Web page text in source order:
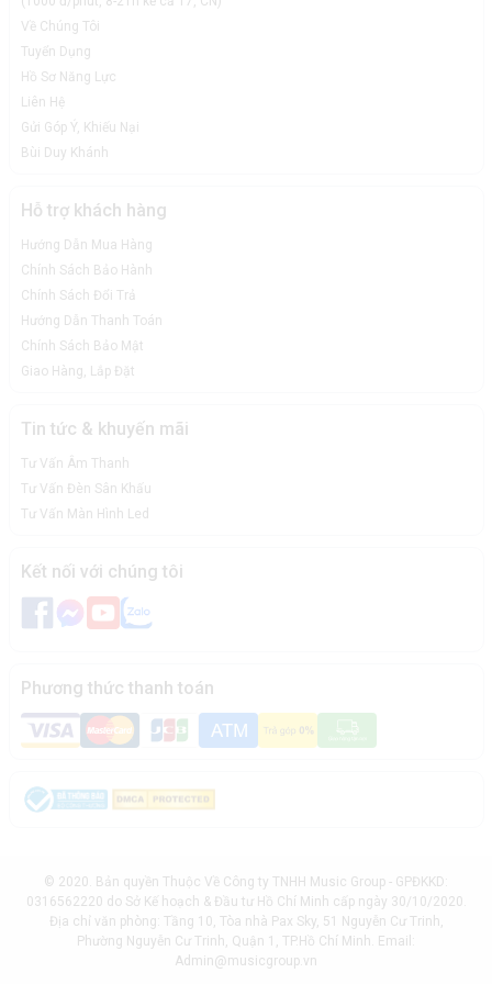
Về Chúng Tôi
Tuyển Dụng
Hồ Sơ Năng Lực
Liên Hệ
Gửi Góp Ý, Khiếu Nại
Bùi Duy Khánh
Hỗ trợ khách hàng
Hướng Dẫn Mua Hàng
Chính Sách Bảo Hành
Chính Sách Đổi Trả
Hướng Dẫn Thanh Toán
Chính Sách Bảo Mật
Giao Hàng, Lắp Đặt
Tin tức & khuyến mãi
Tư Vấn Âm Thanh
Tư Vấn Đèn Sân Khấu
Tư Vấn Màn Hình Led
Kết nối với chúng tôi
Phương thức thanh toán
© 2020. Bản quyền Thuộc Về Công ty TNHH Music Group - GPĐKKD:
0316562220 do Sở Kế hoạch & Đầu tư Hồ Chí Minh cấp ngày 30/10/2020.
Địa chỉ văn phòng: Tầng 10, Tòa nhà Pax Sky, 51 Nguyễn Cư Trinh,
Phường Nguyễn Cư Trinh, Quận 1, TP.Hồ Chí Minh. Email:
Admin@musicgroup.vn